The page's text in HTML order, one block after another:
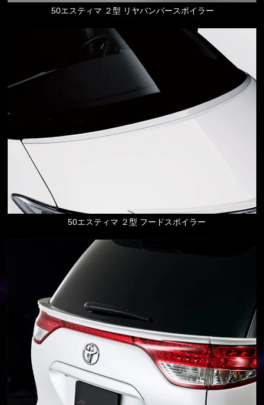
50エスティマ ２型 リヤバンパースポイラー
50エスティマ ２型 フードスポイラー